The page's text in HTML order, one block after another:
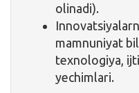
olinadi).
mamnuniyat
texnologiya,
yechimlari.